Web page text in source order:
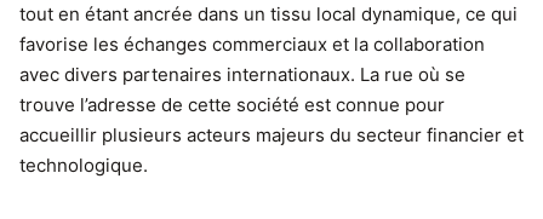
tout en étant ancrée dans un tissu local dynamique, ce qui
favorise les échanges commerciaux et la collaboration
avec divers partenaires internationaux. La rue où se
trouve l’adresse de cette société est connue pour
accueillir plusieurs acteurs majeurs du secteur financier et
technologique.